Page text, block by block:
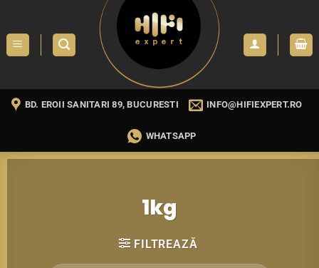
content
BD. EROII SANITARI 89, BUCURESTI INFO@HIFIEXPERT.RO
WHATSAPP
1kg
FILTREAZĂ